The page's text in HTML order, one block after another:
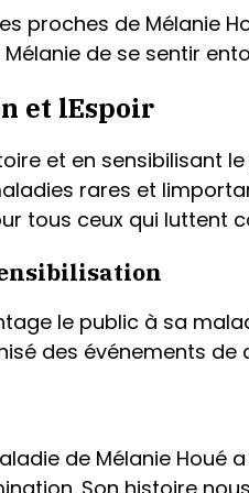
proches de Mélanie
de se sentir
et lEspoir
et en sensibilisant
rares et
tous ceux qui luttent
le public à sa
des événements
de Mélanie